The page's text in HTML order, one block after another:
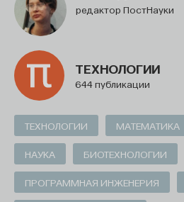
редактор ПостНауки
ТЕХНОЛОГИИ
644 публикации
ТЕХНОЛОГИИ МАТЕМАТИКА
НАУКА БИОТЕХНОЛОГИИ
ПРОГРАММНАЯ ИНЖЕНЕРИЯ